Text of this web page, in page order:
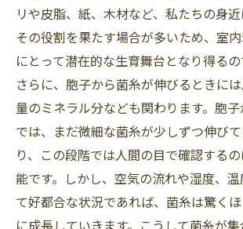
リや皮脂、紙、木材など、私たちの身
その役割を果たす場合が多いため、室
にとって潜在的な生育舞台となり得るの
さらに、胞子から菌糸が伸びるときに
量のミネラル分なども関わります。胞
では、まだ微細な菌糸が少しずつ伸び
り、この段階では人間の目で確認する
能です。しかし、空気の流れや湿度、
て好都合な状況であれば、菌糸は驚く
に成長していきます。こうして菌糸が